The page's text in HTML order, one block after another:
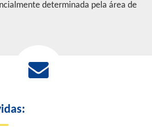
determinada pela área de